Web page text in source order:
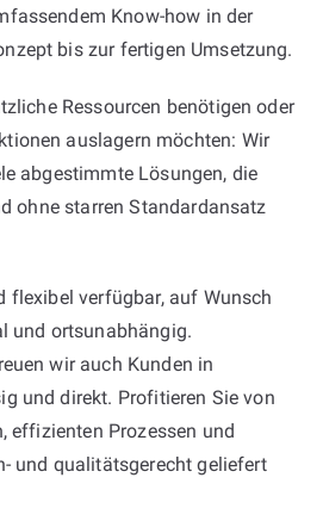
Know-how in der
bis zur fertigen Umsetzung.
Ressourcen benötigen oder
auslagern möchten: Wir
abgestimmte Lösungen, die
ohne starren Standardansatz
flexibel verfügbar, auf Wunsch
und ortsunabhängig.
wir auch Kunden in
und direkt. Profitieren Sie von
effizienten Prozessen und
und qualitätsgerecht geliefert